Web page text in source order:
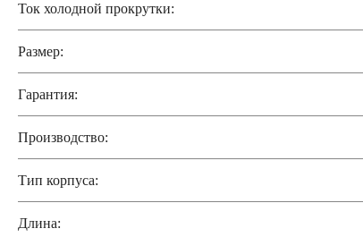
Ток холодной прокрутки:
Размер:
Гарантия:
Производство:
Тип корпуса:
Длина: